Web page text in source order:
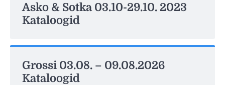
Asko & Sotka 03.10-29.10. 2023
Kataloogid
Grossi 03.08. – 09.08.2026
Kataloogid